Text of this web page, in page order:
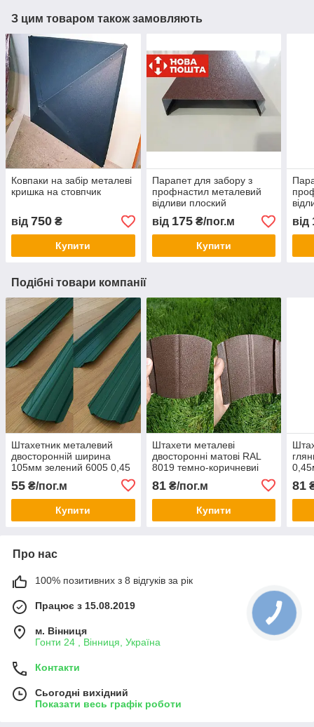
З цим товаром також замовляють
Ковпаки на забір металеві
кришка на стовпчик
від 750 ₴
Купити
Парапет для забору з
профнастил металевий
відливи плоский
від 175₴/пог.м
Купити
від
Подібні товари компанії
Штахетник металевий
двосторонній ширина
105мм зелений 6005 0,45
штахети
55 ₴/пог.м
Купити
Штахети металеві
двосторонні матові RAL
8019 темно-коричневиі
Евроштахетник штахетник
81₴/пог.м
Купити
81
Про нас
100% позитивних з 8 відгуків за рік
Працює з 15.08.2019
м. Вінниця
Гонти 24 , Вінниця, Україна
Контакти
Сьогодні вихідний
Показати весь графік роботи